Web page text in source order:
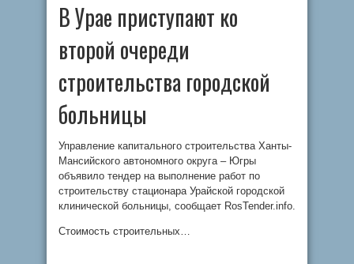
В Урае приступают ко
второй очереди
строительства городской
больницы
Управление капитального строительства Ханты-
Мансийского автономного округа – Югры
объявило тендер на выполнение работ по
строительству стационара Урайской городской
клинической больницы, сообщает RosTender.info.
Стоимость строительных…